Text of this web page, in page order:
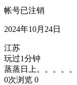
帐号已注销
2024年10月24日
江苏
玩过1分钟
蒸蒸日上。。。。。
0次浏览 0